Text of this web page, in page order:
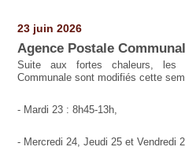
23 juin 2026
Agence Postale
Suite aux fortes chaleurs, les
Communale sont modifiés cette
- Mardi 23 : 8h45-13h,
- Mercredi 24, Jeudi 25 et Vendredi